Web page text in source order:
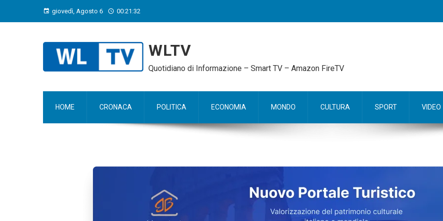
giovedì, Agosto 6 00:21:33
WLTV
Quotidiano di Informazione – Smart TV – Amazon FireTV
HOME CRONACA POLITICA ECONOMIA MONDO CULTURA SPORT VIDEO